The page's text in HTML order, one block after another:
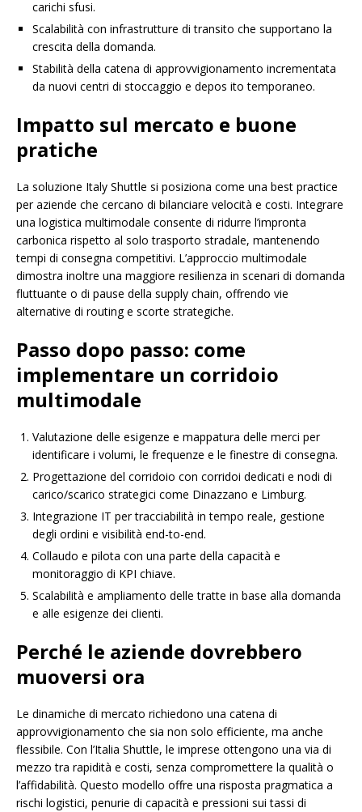
carichi sfusi.
Scalabilità con infrastrutture di transito che supportano la
crescita della domanda.
Stabilità della catena di approvvigionamento incrementata
da nuovi centri di stoccaggio e depos ito temporaneo.
Impatto sul mercato e buone
pratiche
La soluzione Italy Shuttle si posiziona come una best practice
per aziende che cercano di bilanciare velocità e costi. Integrare
una logistica multimodale consente di ridurre l’impronta
carbonica rispetto al solo trasporto stradale, mantenendo
tempi di consegna competitivi. L’approccio multimodale
dimostra inoltre una maggiore resilienza in scenari di domanda
fluttuante o di pause della supply chain, offrendo vie
alternative di routing e scorte strategiche.
Passo dopo passo: come
implementare un corridoio
multimodale
Valutazione delle esigenze e mappatura delle merci per
identificare i volumi, le frequenze e le finestre di consegna.
Progettazione del corridoio con corridoi dedicati e nodi di
carico/scarico strategici come Dinazzano e Limburg.
Integrazione IT per tracciabilità in tempo reale, gestione
degli ordini e visibilità end-to-end.
Collaudo e pilota con una parte della capacità e
monitoraggio di KPI chiave.
Scalabilità e ampliamento delle tratte in base alla domanda
e alle esigenze dei clienti.
Perché le aziende dovrebbero
muoversi ora
Le dinamiche di mercato richiedono una catena di
approvvigionamento che sia non solo efficiente, ma anche
flessibile. Con l’Italia Shuttle, le imprese ottengono una via di
mezzo tra rapidità e costi, senza compromettere la qualità o
l’affidabilità. Questo modello offre una risposta pragmatica a
rischi logistici, penurie di capacità e pressioni sui tassi di